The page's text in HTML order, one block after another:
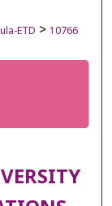
ETD > 10766